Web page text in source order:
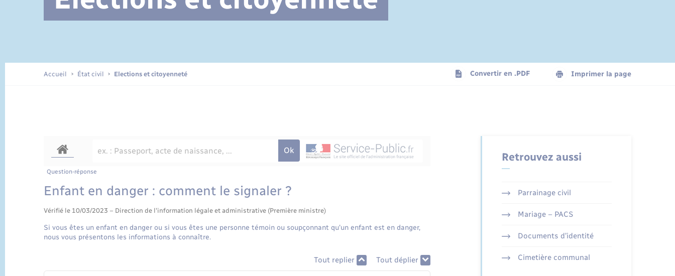
Documents d’identité Cimetière communal
Accueil État civil Elections et citoyenneté Convertir en .PDF Imprimer la page
Question-réponse
Enfant en danger : comment le signaler ?
Vérifié le 10/03/2023 – Direction de l'information légale et administrative (Première ministre)
Si vous êtes un enfant en danger ou si vous êtes une personne témoin ou soupçonnant qu'un enfant est en danger,
nous vous présentons les informations à connaître.
Tout replier Tout déplier
Retrouvez aussi
Parrainage civil
Mariage – PACS
Documents d’identité
Cimetière communal